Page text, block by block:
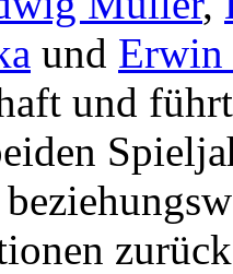
und Erwin
und